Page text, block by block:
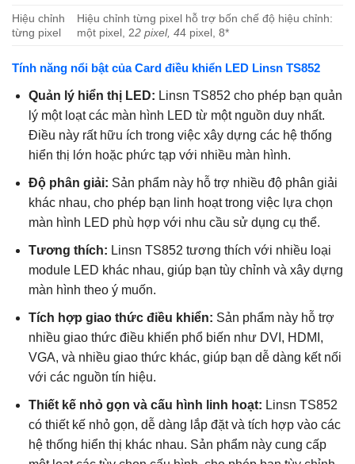
Hiệu chỉnh
từng pixel
Hiệu chỉnh từng pixel hỗ trợ bốn chế độ hiệu chỉnh:
một pixel, 22 pixel, 44 pixel, 8*
Tính năng nổi bật của Card điều khiển LED Linsn TS852
Quản lý hiển thị LED: Linsn TS852 cho phép bạn quản
lý một loạt các màn hình LED từ một nguồn duy nhất.
Điều này rất hữu ích trong việc xây dựng các hệ thống
hiển thị lớn hoặc phức tạp với nhiều màn hình.
Độ phân giải: Sản phẩm này hỗ trợ nhiều độ phân giải
khác nhau, cho phép bạn linh hoạt trong việc lựa chọn
màn hình LED phù hợp với nhu cầu sử dụng cụ thể.
Tương thích: Linsn TS852 tương thích với nhiều loại
module LED khác nhau, giúp bạn tùy chỉnh và xây dựng
màn hình theo ý muốn.
Tích hợp giao thức điều khiển: Sản phẩm này hỗ trợ
nhiều giao thức điều khiển phổ biến như DVI, HDMI,
VGA, và nhiều giao thức khác, giúp bạn dễ dàng kết nối
với các nguồn tín hiệu.
Thiết kế nhỏ gọn và cấu hình linh hoạt: Linsn TS852
có thiết kế nhỏ gọn, dễ dàng lắp đặt và tích hợp vào các
hệ thống hiển thị khác nhau. Sản phẩm này cung cấp